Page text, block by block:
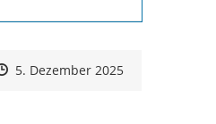
Zeitpunkt des Erstellens
Zeitpunkt des Erstellens
5. Dezember 2025Zur Äußerung